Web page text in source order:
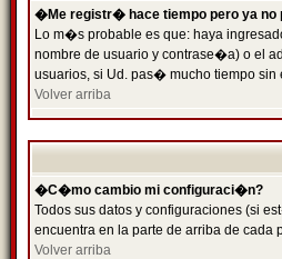
�Me registr� hace tiempo pero ya no
Lo m�s probable es que: haya
nombre de usuario y contrase�a) o el
usuarios, si Ud. pas� mucho tiempo
Volver arriba
�C�mo cambio mi configuraci�n?
Todos sus datos y configuraciones (si
encuentra en la parte de arriba de cada
Volver arriba